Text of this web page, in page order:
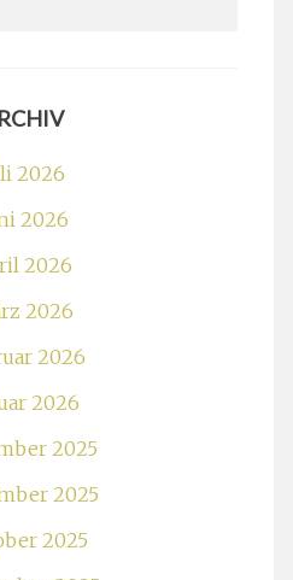
2026
2026
2026
2026
2026
2026
2025
2025
2025